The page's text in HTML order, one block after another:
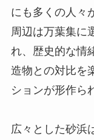
にも多くの人々
周辺は万葉集に
れ、歴史的な情
造物との対比を
ションが形作ら
広々とした砂浜